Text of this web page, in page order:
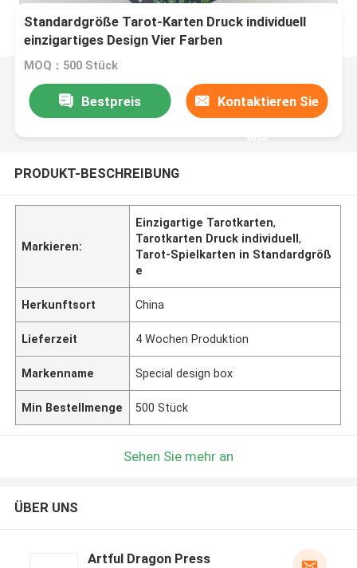
Standardgröße Tarot-Karten Druck individuell
einzigartiges Design Vier Farben
MOQ：500 Stück
Bestpreis Kontaktieren Sie
uns
PRODUKT-BESCHREIBUNG
Markieren:
Einzigartige Tarotkarten,
Tarotkarten Druck individuell,
Tarot-Spielkarten in Standardgröß
e
Herkunftsort China
Lieferzeit 4 Wochen Produktion
Markenname Special design box
Min Bestellmenge 500 Stück
Sehen Sie mehr an
ÜBER UNS
Artful Dragon Press